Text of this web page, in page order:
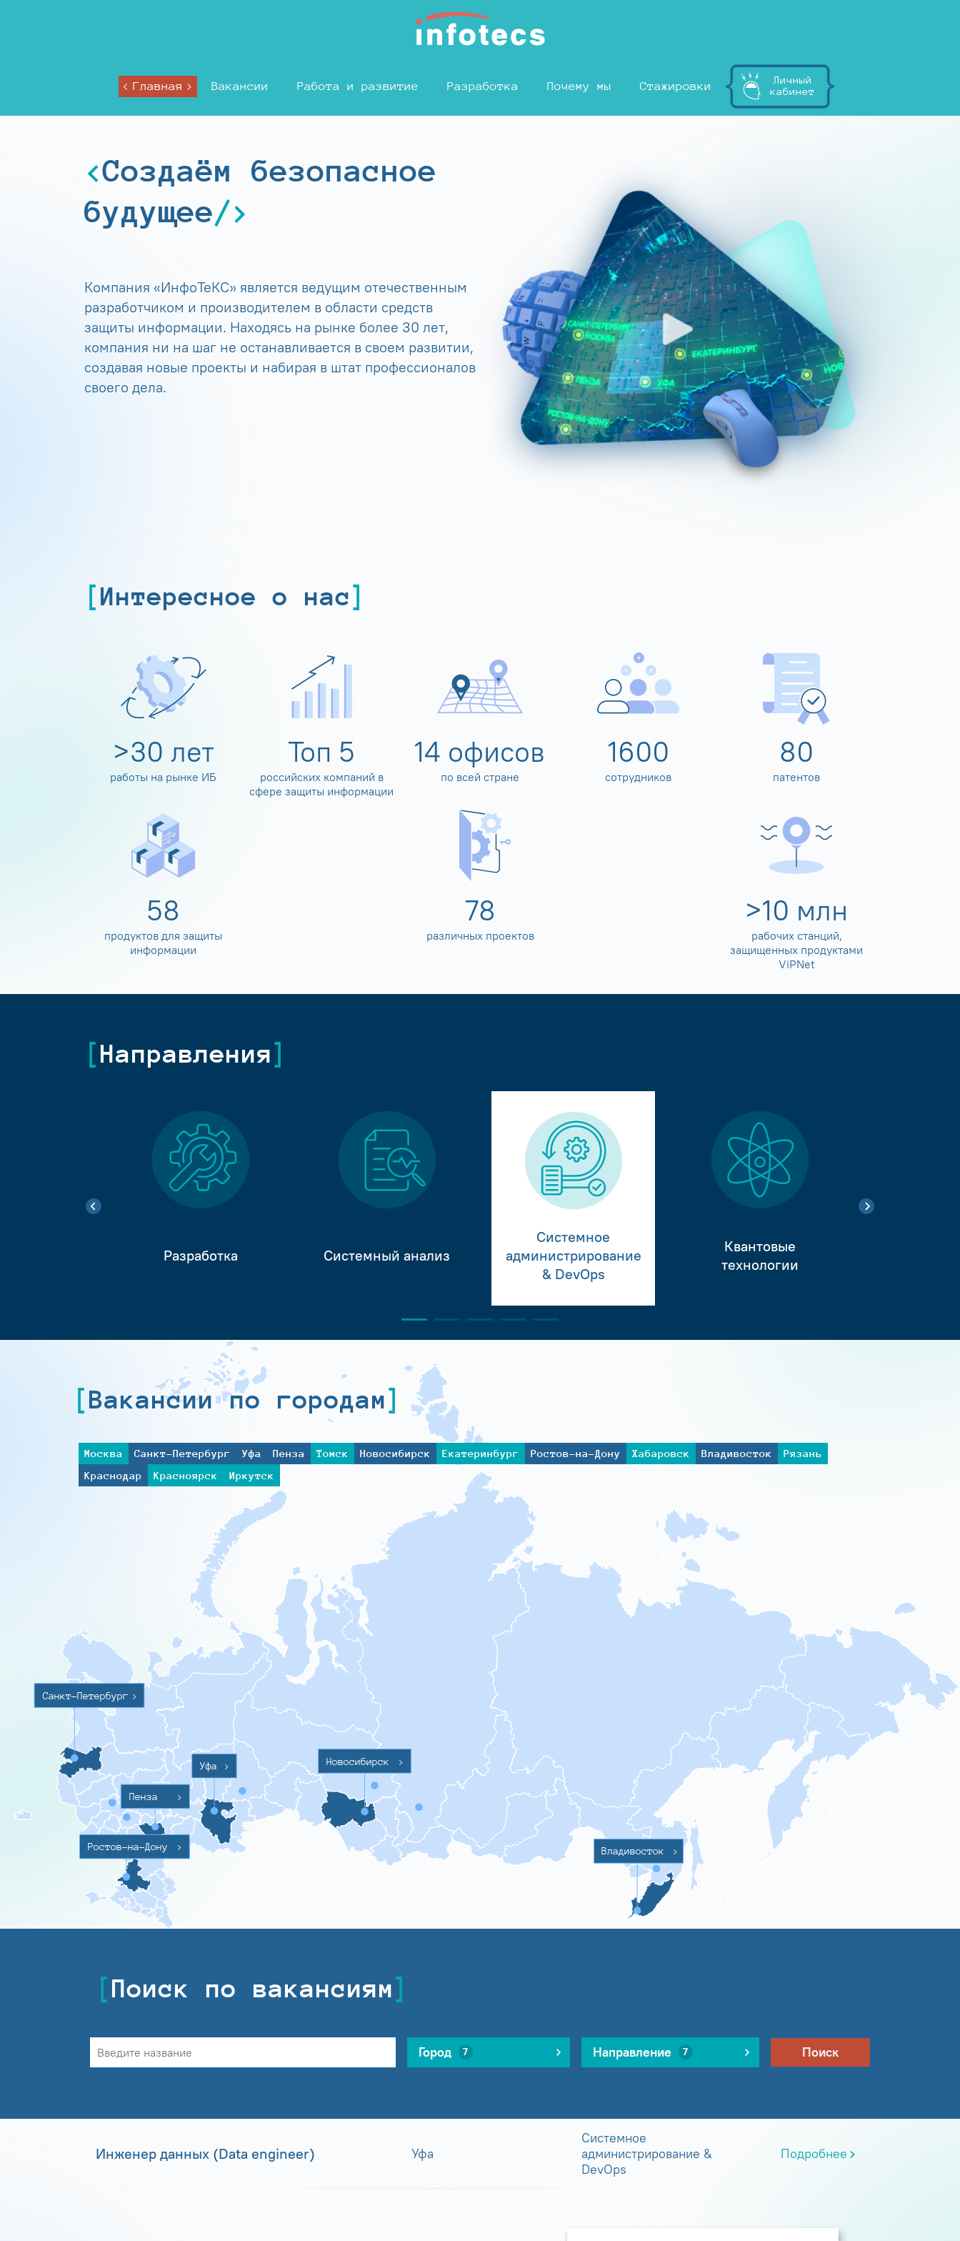
Главная Вакансии Работа и развитие Разработка Почему мы Стажировки
Личный
кабинет
Создаём безопасное
будущее
Компания «ИнфоТеКС» является ведущим отечественным
разработчиком и производителем в области средств
защиты информации. Находясь на рынке более 30 лет,
компания ни на шаг не останавливается в своем развитии,
создавая новые проекты и набирая в штат профессионалов
своего дела.
Интересное о нас
>30 лет
работы на рынке ИБ
Топ 5
российских компаний в
сфере защиты информации
14 офисов
по всей стране
1600
сотрудников
80
патентов
60
продуктов для защиты
информации
80
различных проектов
>10 млн
рабочих станций,
защищенных продуктами
ViPNet
Направления
Разработка Системный анализ
Системное
администрирование
& DevOps
Квантовые
технологии
Вакансии по городам
Москва Санкт-Петербург Уфа Пенза Томск Новосибирск Екатеринбург Ростов-на-Дону Хабаровск Владивосток
Рязань
Краснодар
Красноярск Иркутск
Санкт-Петербург >
Ростов-на-Дону >
Пенза >
Уфа > Новосибирск >
Владивосток >
Поиск по вакансиям
Город 7 Направление 7 Поиск
Инженер данных (Data engineer) Уфа
Системное
администрирование &
DevOps
Подробнее